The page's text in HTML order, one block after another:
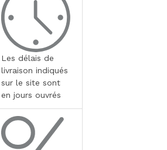
Les délais de
livraison indiqués
sur le site sont
en jours ouvrés